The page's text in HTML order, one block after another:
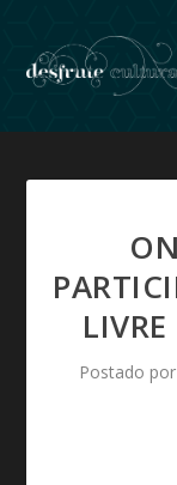
Postado por